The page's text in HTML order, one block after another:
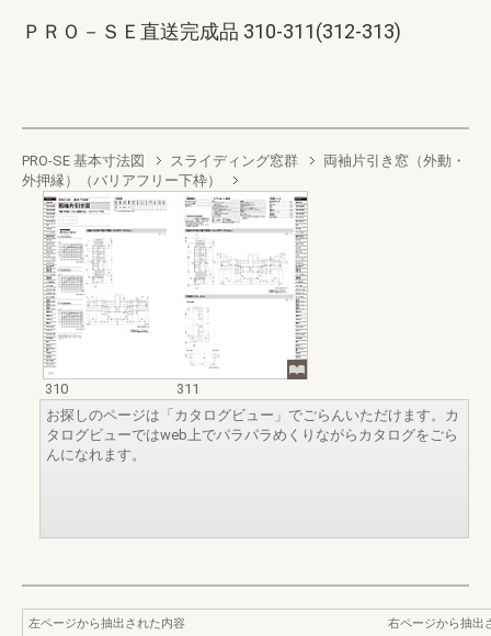
ＰＲＯ－ＳＥ直送完成品 310-311(312-313)
PRO-SE 基本寸法図 スライディング窓群
両袖片引き窓（外動・
外押縁）（バリアフリー下枠）
310
311
お探しのページは「カタログビュー」でごらんいただけます。カ
タログビューではweb上でパラパラめくりながらカタログをごら
んになれます。
左ページから抽出された内容
右ページから抽出